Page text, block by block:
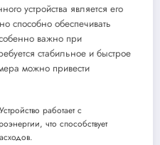
устройства является его
способно обеспечивать
важно при
стабильное и быстрое
можно привести
работает с
что способствует